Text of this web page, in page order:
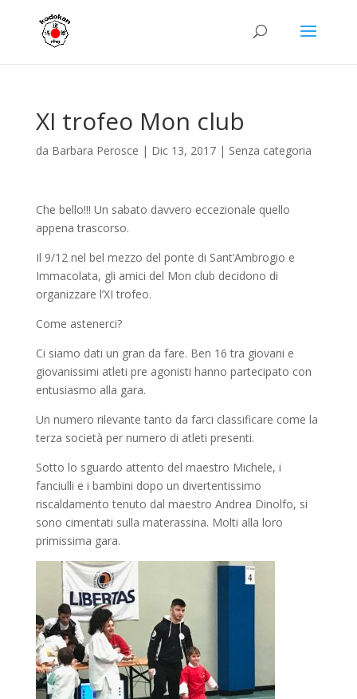
XI trofeo Mon club
da Barbara Perosce | Dic 13, 2017| Senza categoria
Che bello!!! Un sabato davvero eccezionale quello
appena trascorso.
Il 9/12 nel bel mezzo del ponte di Sant’Ambrogio e
Immacolata, gli amici del Mon club decidono di
organizzare l’XI trofeo.
Come astenerci?
Ci siamo dati un gran da fare. Ben 16 tra giovani e
giovanissimi atleti pre agonisti hanno partecipato con
entusiasmo alla gara.
Un numero rilevante tanto da farci classificare come la
terza società per numero di atleti presenti.
Sotto lo sguardo attento del maestro Michele, i
fanciulli e i bambini dopo un divertentissimo
riscaldamento tenuto dal maestro Andrea Dinolfo, si
sono cimentati sulla materassina. Molti alla loro
primissima gara.